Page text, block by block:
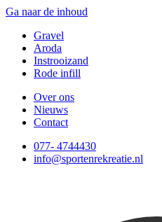
Ga naar de inhoud
Gravel
Aroda
Instrooizand
Rode infill
Over ons
Nieuws
Contact
077- 4744430
info@sportenrekreatie.nl